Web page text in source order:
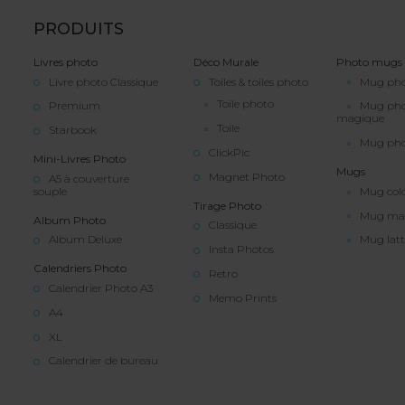
PRODUITS
Livres photo
Livre photo Classique
Premium
Starbook
Mini-Livres Photo
A5 à couverture
souple
Album Photo
Album Deluxe
Calendriers Photo
Calendrier Photo A3
A4
XL
Calendrier de bureau
Déco Murale
Toiles & toiles photo
Toile photo
Toile
ClickPic
Magnet Photo
Tirage Photo
Classique
Insta Photos
Retro
Memo Prints
Photo mugs
Mug
Mug
magique
Mug
Mugs
Mug
Mug
Mug